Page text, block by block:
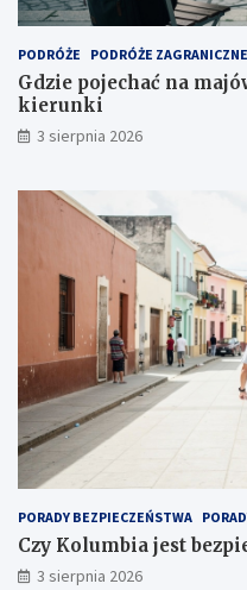
PODRÓŻE PODRÓŻE ZAGRANICZNE
Gdzie pojechać na
kierunki
3 sierpnia 2026
PORADY BEZPIECZEŃSTWA
Czy Kolumbia jest
3 sierpnia 2026